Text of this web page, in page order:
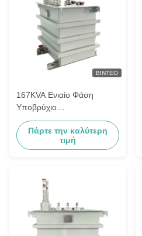
ΒΊΝΤΕΟ
167KVA Ενιαίο Φάση
Υποβρύχιο
Μετασχηματιστή Διανομής
4160V έως 240V
Εγκατάσταση Υπογείου
Πάρτε την καλύτερη
τιμή